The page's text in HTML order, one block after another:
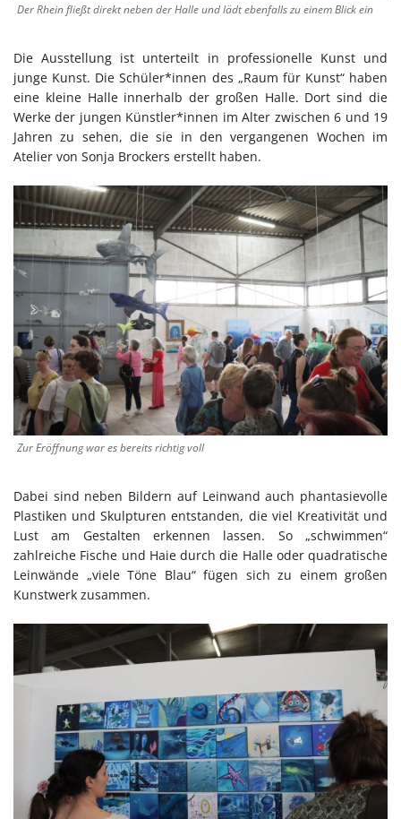
Der Rhein fließt direkt neben der Halle und lädt ebenfalls zu einem Blick ein
Die Ausstellung ist unterteilt in professionelle Kunst und
junge Kunst. Die Schüler*innen des „Raum für Kunst“ haben
eine kleine Halle innerhalb der großen Halle. Dort sind die
Werke der jungen Künstler*innen im Alter zwischen 6 und 19
Jahren zu sehen, die sie in den vergangenen Wochen im
Atelier von Sonja Brockers erstellt haben.
Zur Eröffnung war es bereits richtig voll
Dabei sind neben Bildern auf Leinwand auch phantasievolle
Plastiken und Skulpturen entstanden, die viel Kreativität und
Lust am Gestalten erkennen lassen. So „schwimmen“
zahlreiche Fische und Haie durch die Halle oder quadratische
Leinwände „viele Töne Blau“ fügen sich zu einem großen
Kunstwerk zusammen.